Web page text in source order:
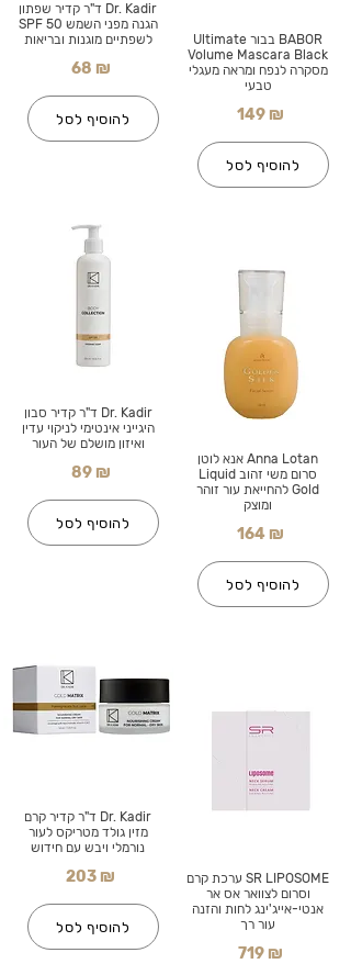
Dr. Kadir ד"ר קדיר שפתון
הגנה מפני השמש SPF 50
לשפתיים מוגנות ובריאות
68 ₪
להוסיף לסל
Dr. Kadir ד"ר קדיר סבון
היגייני אינטימי לניקוי עדין
ואיזון מושלם של העור
89 ₪
להוסיף לסל
Dr. Kadir ד"ר קדיר קרם
מזין גולד מטריקס לעור
נורמלי ויבש עם חידוש
203 ₪
להוסיף לסל
BABOR בבור Ultimate
Volume Mascara Black
מסקרה לנפח ומראה מעגלי
טבעי
149 ₪
להוסיף לסל
Anna Lotan אנא לוטן
סרום משי זהוב Liquid
Gold להחייאת עור זוהר
ומוצק
164 ₪
להוסיף לסל
SR LIPOSOME ערכת קרם
וסרום לצוואר אס אר
אנטי-אייג'ינג לחות והזנה
עור רך
719 ₪